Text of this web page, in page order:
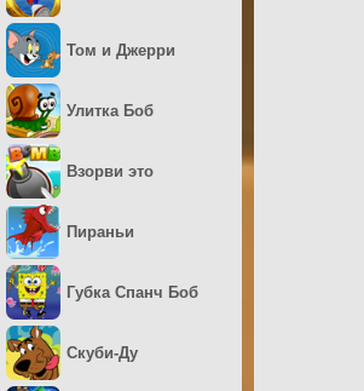
Том и Джерри
Улитка Боб
Взорви это
Пираньи
Губка Спанч Боб
Скуби-Ду